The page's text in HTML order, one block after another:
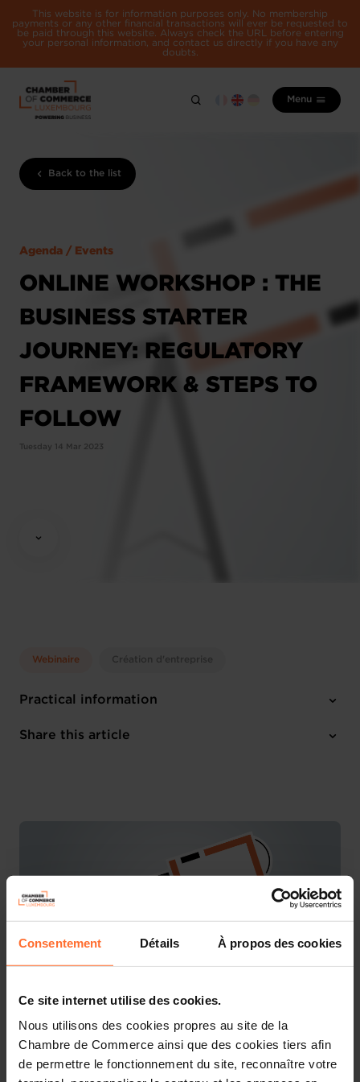
Consentement Détails À propos des cookies
Ce site internet utilise des cookies.
Nous utilisons des cookies propres au site de la
Chambre de Commerce ainsi que des cookies tiers afin
de permettre le fonctionnement du site, reconnaître votre
This website is for information purposes only. No membership
payments or any other financial transactions will ever be requested to
be paid through this website. Always check the URL before entering
your personal information, and contact us directly if you have any
doubts.
Menu
Back to the list
Agenda / Events
ONLINE WORKSHOP : THE
BUSINESS STARTER
JOURNEY: REGULATORY
FRAMEWORK & STEPS TO
FOLLOW
Tuesday 14 Mar 2023
Webinaire Création d'entreprise
Practical information
Tuesday 14 Mar 2023
Share this article
You are starting a business from scratch or buying an
existing one in Luxembourg? Let’s get guided by the
advisors of the House of Entrepreneurship, the single